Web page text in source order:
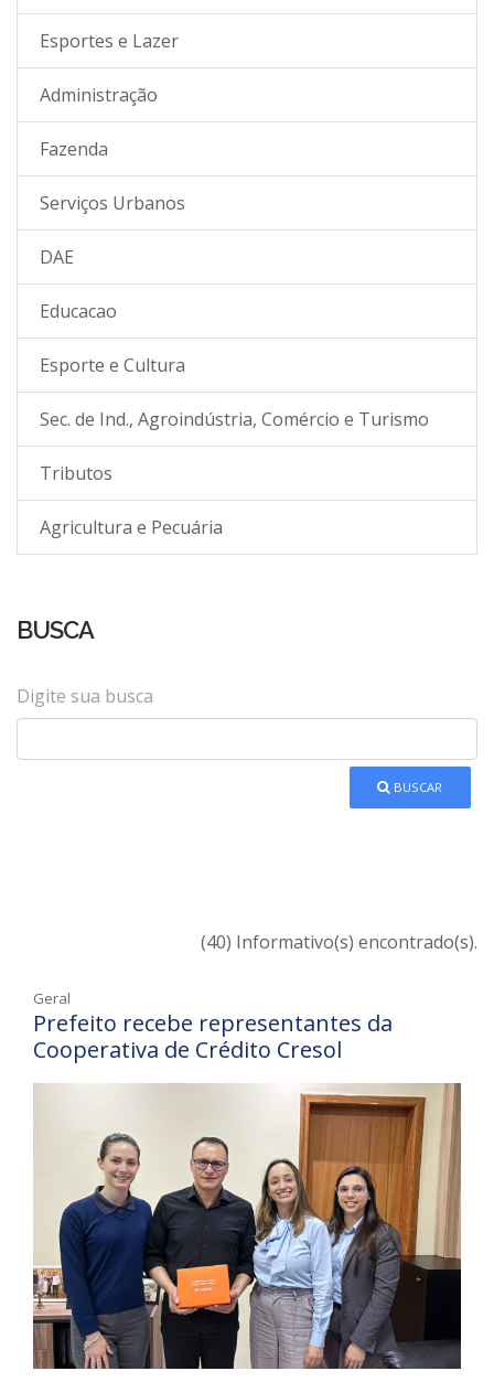
Esportes e Lazer
Administração
Fazenda
Serviços Urbanos
DAE
Educacao
Esporte e Cultura
Sec. de Ind., Agroindústria, Comércio e Turismo
Tributos
Agricultura e Pecuária
BUSCA
Digite sua busca
BUSCAR
(40) Informativo(s) encontrado(s).
Geral
Prefeito recebe representantes da
Cooperativa de Crédito Cresol